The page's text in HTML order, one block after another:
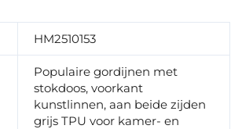
HM2510153
Populaire gordijnen met
stokdoos, voorkant
kunstlinnen, aan beide zijden
grijs TPU voor kamer- en